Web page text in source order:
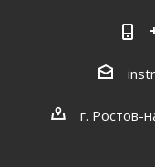
г. Ростов-